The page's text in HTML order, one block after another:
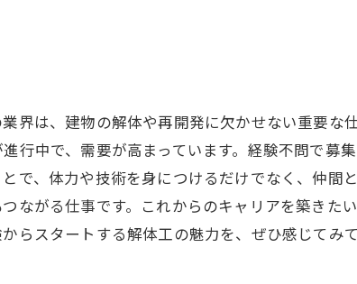
界は、建物の解体や再開発に欠かせない重要な
行中で、需要が高まっています。経験不問で募
で、体力や技術を身につけるだけでなく、仲間
ながる仕事です。これからのキャリアを築きた
らスタートする解体工の魅力を、ぜひ感じてみて